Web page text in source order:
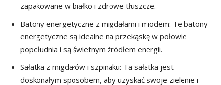
zapakowane w białko i zdrowe tłuszcze.
Batony energetyczne z migdałami i miodem: Te batony
energetyczne są idealne na przekąskę w połowie
popołudnia i są świetnym źródłem energii.
Sałatka z migdałów i szpinaku: Ta sałatka jest
doskonałym sposobem, aby uzyskać swoje zielenie i